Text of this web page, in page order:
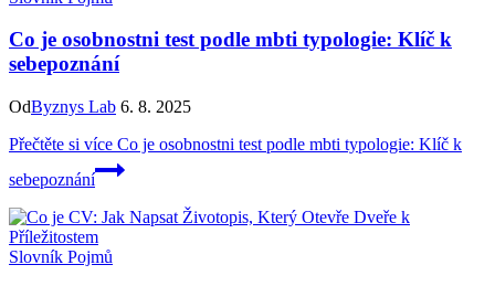
Co je osobnostni test podle mbti typologie: Klíč k
sebepoznání
OdByznys Lab 6. 8. 2025
Přečtěte si více Co je osobnostni test podle mbti typologie: Klíč k
sebepoznání
Slovník Pojmů